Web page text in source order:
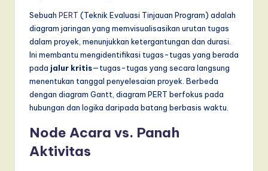
Sebuah PERT (Teknik Evaluasi Tinjauan Program) adalah
diagram jaringan yang memvisualisasikan urutan tugas
dalam proyek, menunjukkan ketergantungan dan durasi.
Ini membantu mengidentifikasi tugas-tugas yang berada
pada jalur kritis—tugas-tugas yang secara langsung
menentukan tanggal penyelesaian proyek. Berbeda
dengan diagram Gantt, diagram PERT berfokus pada
hubungan dan logika daripada batang berbasis waktu.
Node Acara vs. Panah
Aktivitas